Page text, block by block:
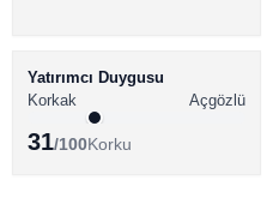
BİTCOİN HABERLERİ
ALTCOİN HABERLERİ
Yatırımcı Duygusu
Korkak
Açgözlü
31/100Korku